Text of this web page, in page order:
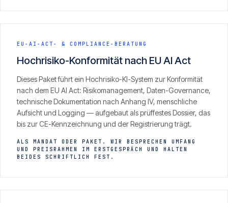
EU-AI-ACT- & COMPLIANCE-BERATUNG
Hochrisiko-Konformität nach EU AI Act
Dieses Paket führt ein Hochrisiko-KI-System zur Konformität
nach dem EU AI Act: Risikomanagement, Daten-Governance,
technische Dokumentation nach Anhang IV, menschliche
Aufsicht und Logging — aufgebaut als prüffestes Dossier, das
bis zur CE-Kennzeichnung und der Registrierung trägt.
ALS MANDAT ODER PAKET. WIR BESPRECHEN UMFANG
UND PREISRAHMEN IM ERSTGESPRÄCH UND HALTEN
BEIDES SCHRIFTLICH FEST.